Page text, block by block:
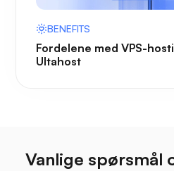
BENEFITS
Fordelene med VPS-
Ultahost
Vanlige spørsmål